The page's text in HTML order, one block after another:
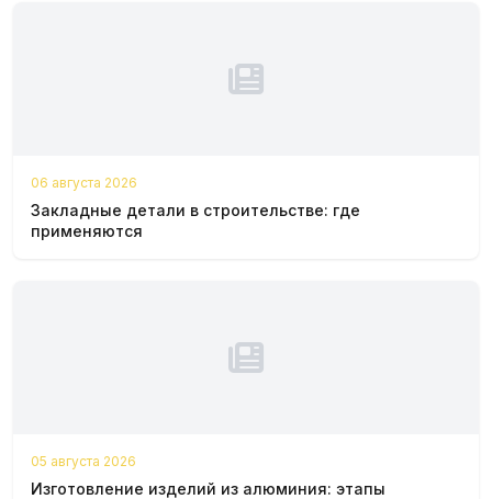
06 августа 2026
Закладные детали в строительстве: где
применяются
05 августа 2026
Изготовление изделий из алюминия: этапы